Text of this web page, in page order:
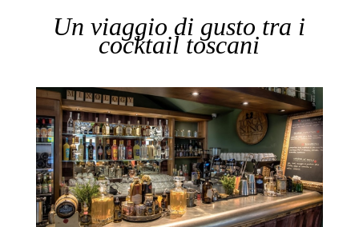
Un viaggio di gusto tra i
cocktail toscani